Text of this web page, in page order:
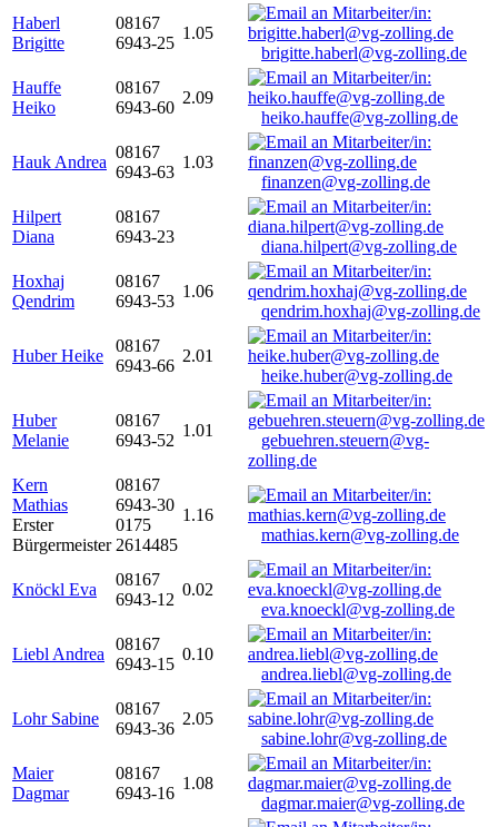
Haberl
Brigitte
08167
6943-25
1.05
brigitte.haberl@vg-zolling.de
Hauffe
Heiko
08167
6943-60
2.09
heiko.hauffe@vg-zolling.de
Hauk Andrea
08167
6943-63
1.03
finanzen@vg-zolling.de
Hilpert
Diana
08167
6943-23
diana.hilpert@vg-zolling.de
Hoxhaj
Qendrim
08167
6943-53
1.06
qendrim.hoxhaj@vg-zolling.de
Huber Heike
08167
6943-66
2.01
heike.huber@vg-zolling.de
Huber
Melanie
08167
6943-52
1.01
gebuehren.steuern@vg-
zolling.de
Kern
Mathias
Erster
Bürgermeister
08167
6943-30
0175
2614485
1.16
mathias.kern@vg-zolling.de
Knöckl Eva
08167
6943-12
0.02
eva.knoeckl@vg-zolling.de
Liebl Andrea
08167
6943-15
0.10
andrea.liebl@vg-zolling.de
Lohr Sabine
08167
6943-36
2.05
sabine.lohr@vg-zolling.de
Maier
Dagmar
08167
6943-16
1.08
dagmar.maier@vg-zolling.de